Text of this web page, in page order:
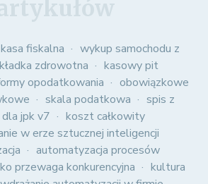
kasa fiskalna
wykup samochodu z
zdrowotna
kasowy pit
opodatkowania
obowiązkowe
skala podatkowa
spis z
jpk v7
koszt całkowity
w erze sztucznej inteligencji
automatyzacja procesów
przewaga konkurencyjna
kultura